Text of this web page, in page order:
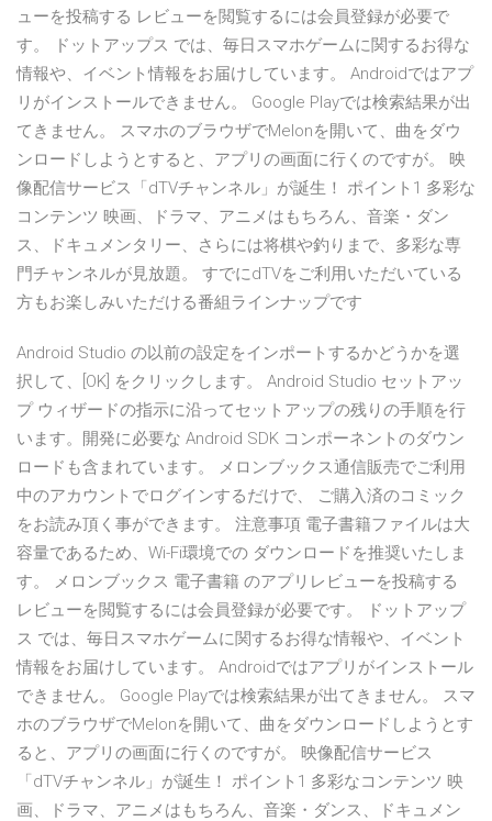
ューを投稿する レビューを閲覧するには会員登録が必要で
す。 ドットアップス では、毎日スマホゲームに関するお得な
情報や、イベント情報をお届けしています。 Androidではアプ
リがインストールできません。 Google Playでは検索結果が出
てきません。 スマホのブラウザでMelonを開いて、曲をダウ
ンロードしようとすると、アプリの画面に行くのですが。 映
像配信サービス「dTVチャンネル」が誕生！ ポイント1 多彩な
コンテンツ 映画、ドラマ、アニメはもちろん、音楽・ダン
ス、ドキュメンタリー、さらには将棋や釣りまで、多彩な専
門チャンネルが見放題。 すでにdTVをご利用いただいている
方もお楽しみいただける番組ラインナップです
Android Studio の以前の設定をインポートするかどうかを選
択して、[OK] をクリックします。 Android Studio セットアッ
プ ウィザードの指示に沿ってセットアップの残りの手順を行
います。開発に必要な Android SDK コンポーネントのダウン
ロードも含まれています。 メロンブックス通信販売でご利用
中のアカウントでログインするだけで、 ご購入済のコミック
をお読み頂く事ができます。 注意事項 電子書籍ファイルは大
容量であるため、Wi-Fi環境での ダウンロードを推奨いたしま
す。 メロンブックス 電子書籍 のアプリレビューを投稿する
レビューを閲覧するには会員登録が必要です。 ドットアップ
ス では、毎日スマホゲームに関するお得な情報や、イベント
情報をお届けしています。 Androidではアプリがインストール
できません。 Google Playでは検索結果が出てきません。 スマ
ホのブラウザでMelonを開いて、曲をダウンロードしようとす
ると、アプリの画面に行くのですが。 映像配信サービス
「dTVチャンネル」が誕生！ ポイント1 多彩なコンテンツ 映
画、ドラマ、アニメはもちろん、音楽・ダンス、ドキュメン